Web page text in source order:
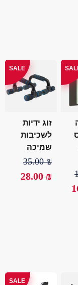
SALE
זוג ידיות
לשכיבות
שמיכה
35.00
28.00
SALE